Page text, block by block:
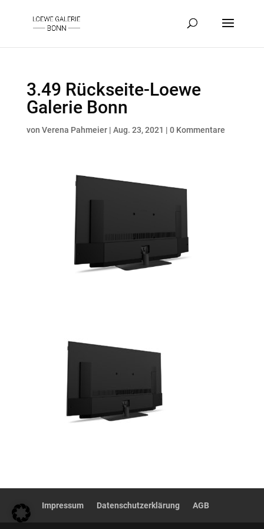
3.49 Rückseite-Loewe
Galerie Bonn
von Verena Pahmeier| Aug. 23, 2021 | 0 Kommentare
Impressum Datenschutzerklärung AGB